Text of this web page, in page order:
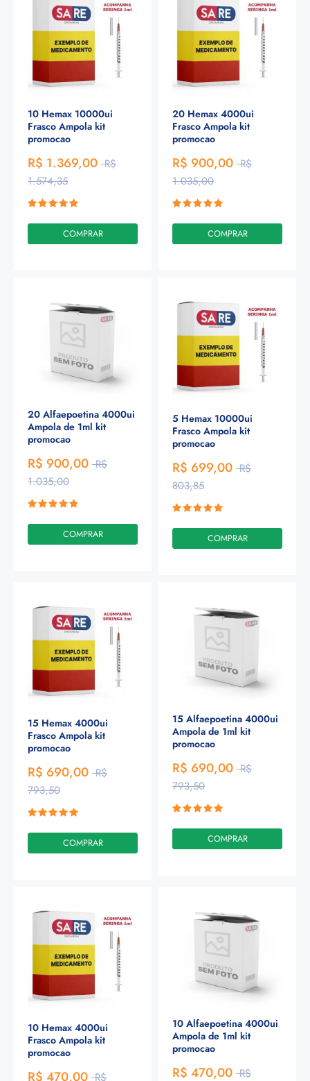
10 Hemax 10000ui
Frasco Ampola kit
promocao
R$ 1.369,00 R$
1.574,35
COMPRAR
20 Hemax 4000ui
Frasco Ampola kit
promocao
R$ 900,00 R$
1.035,00
COMPRAR
20 Alfaepoetina 4000ui
Ampola de 1ml kit
promocao
R$ 900,00 R$
1.035,00
COMPRAR
5 Hemax 10000ui
Frasco Ampola kit
promocao
R$ 699,00 R$
803,85
COMPRAR
15 Hemax 4000ui
Frasco Ampola kit
promocao
R$ 690,00 R$
793,50
COMPRAR
15 Alfaepoetina 4000ui
Ampola de 1ml kit
promocao
R$ 690,00 R$
793,50
COMPRAR
10 Hemax 4000ui
Frasco Ampola kit
promocao
R$ 470,00 R$
10 Alfaepoetina 4000ui
Ampola de 1ml kit
promocao
R$ 470,00 R$